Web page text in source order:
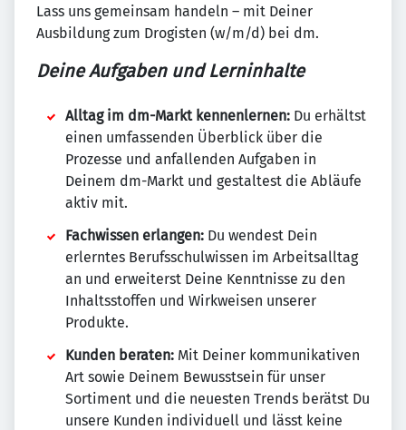
Lass uns gemeinsam handeln – mit Deiner
Ausbildung zum Drogisten (w/m/d) bei dm.
Deine Aufgaben und Lerninhalte
Alltag im dm-Markt kennenlernen: Du erhältst
einen umfassenden Überblick über die
Prozesse und anfallenden Aufgaben in
Deinem dm-Markt und gestaltest die Abläufe
aktiv mit.
Fachwissen erlangen: Du wendest Dein
erlerntes Berufsschulwissen im Arbeitsalltag
an und erweiterst Deine Kenntnisse zu den
Inhaltsstoffen und Wirkweisen unserer
Produkte.
Kunden beraten: Mit Deiner kommunikativen
Art sowie Deinem Bewusstsein für unser
Sortiment und die neuesten Trends berätst Du
unsere Kunden individuell und lässt keine